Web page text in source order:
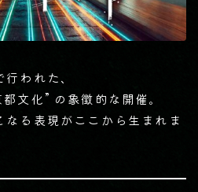
われた、
文化” の象徴的な開催。
る表現がここから生まれま